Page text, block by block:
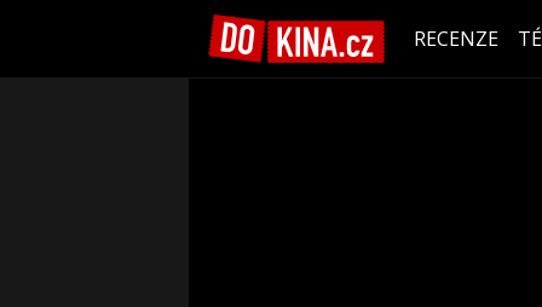
RECENZE